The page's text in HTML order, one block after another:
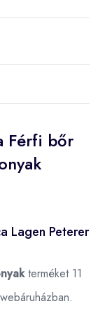
Férfi bőr
Lagen Peterer
terméket 11
webáruházban.